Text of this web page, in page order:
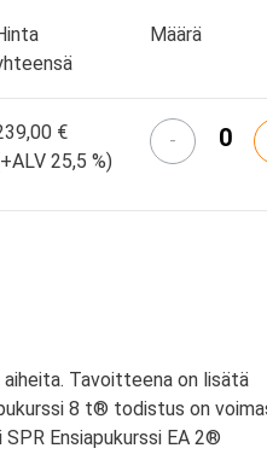
Määrä
€
25,5 %)
-
Tavoitteena on lisätä
8 t® todistus on
Ensiapukurssi EA 2®